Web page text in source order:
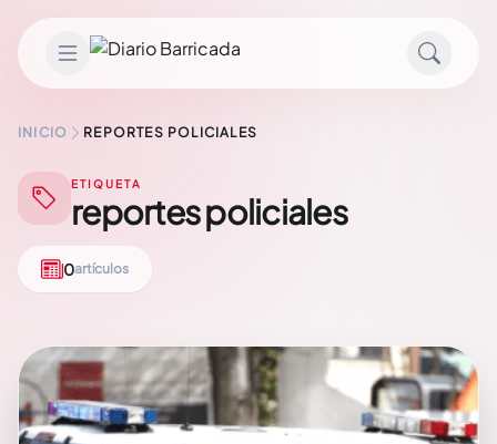
INICIO REPORTES POLICIALES
ETIQUETA
reportes policiales
0artículos